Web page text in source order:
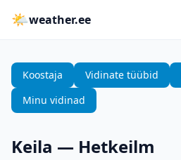
🌤weather.ee
Koostaja Vidinate tüübid
Minu vidinad
Keila — Hetkeilm